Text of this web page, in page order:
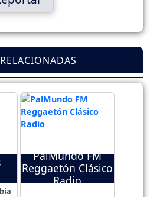
PalMundo FM
Reggaetón Clásico
Radio